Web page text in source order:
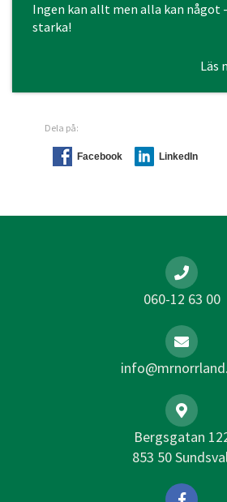
Ingen kan allt men alla kan något
starka!
Läs
Dela på:
Facebook LinkedIn
060-12 63 00
Bergsgatan
853 50